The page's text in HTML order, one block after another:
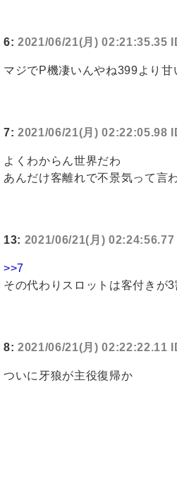
6: 2021/06/21(月) 02:21:35.35
マジでP機凄いんやね399より甘
7: 2021/06/21(月) 02:22:05.98
よくわからん世界だわ
あんだけ客離れで不景気って言
13: 2021/06/21(月)
>>7
その代わりスロットは客付きが
8: 2021/06/21(月) 02:22:22.11
ついに牙狼が主役復帰か